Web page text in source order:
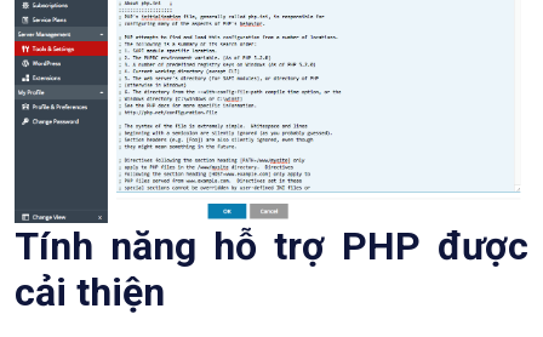
Tính năng hỗ trợ PHP được
cải thiện